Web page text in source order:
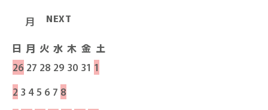
月 NEXT
日 月 火 水 木 金 土
26 27 28 29 30 31 1
2 3 45 6 7 8